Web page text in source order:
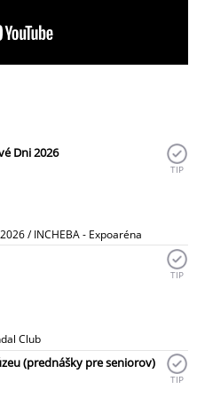
Dni 2026
/ INCHEBA - Expoaréna
TIP
Club
TIP
(prednášky pre seniorov)
TIP